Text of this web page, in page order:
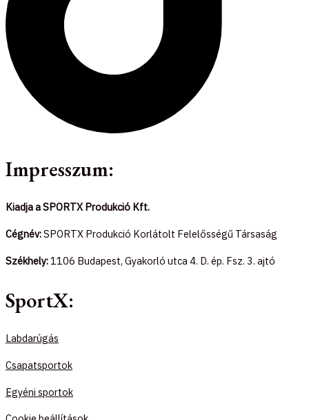
Impresszum:
Kiadja a SPORTX Produkció Kft.
Cégnév:SPORTX Produkció Korlátolt Felelősségű Társaság
Székhely:1106 Budapest, Gyakorló utca 4. D. ép. Fsz. 3. ajtó
SportX:
Labdarúgás
Csapatsportok
Egyéni sportok